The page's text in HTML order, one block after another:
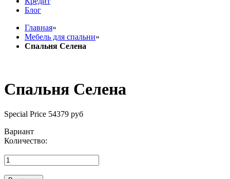
Блог
Главная»
Мебель для спальни»
Спальня Селена
Спальня Селена
Special Price 54379 руб
Вариант
Количество: